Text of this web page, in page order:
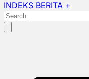
INDEKS BERITA +